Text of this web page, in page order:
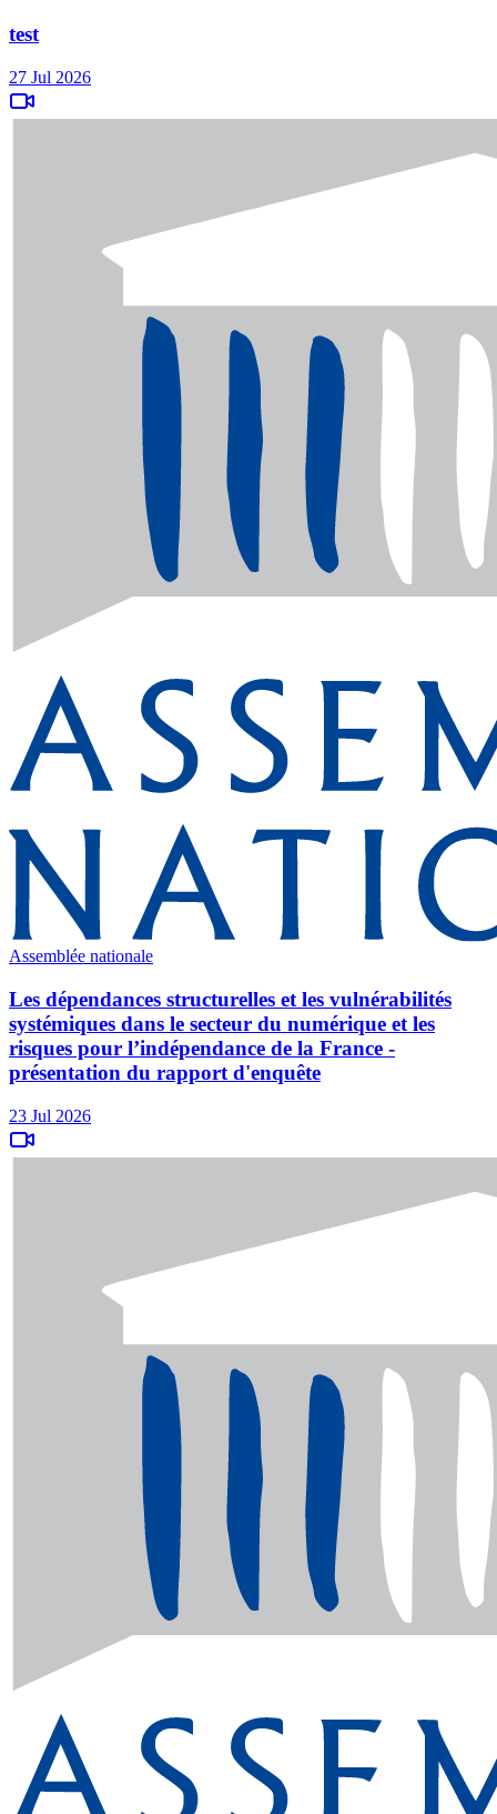
test
27 Jul 2026
Assemblée nationale
Les dépendances structurelles et les vulnérabilités
systémiques dans le secteur du numérique et les
risques pour l’indépendance de la France -
présentation du rapport d'enquête
23 Jul 2026